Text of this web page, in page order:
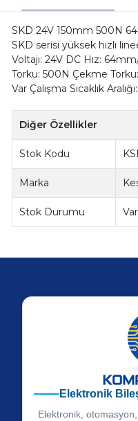
SKD 24V 150mm 500N
SKD serisi yüksek hızlı
Voltajı: 24V DC Hız:
Torku: 500N Çekme
Var Çalışma Sıcaklık
Diğer Özellikler
Stok Kodu
Marka
Stok Durumu Var
Elektronik
Elektronik,